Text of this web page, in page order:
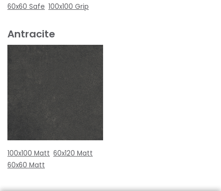
60x60 Safe 100x100 Grip
Antracite
100x100 Matt 60x120 Matt
60x60 Matt